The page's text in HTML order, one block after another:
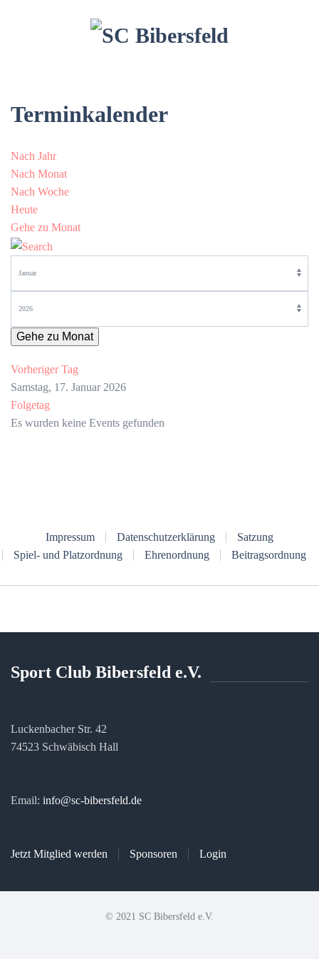
Terminkalender
Nach Jahr
Nach Monat
Nach Woche
Heute
Gehe zu Monat
Gehe zu Monat
Vorheriger Tag
Samstag, 17. Januar 2026
Folgetag
Es wurden keine Events gefunden
Impressum Datenschutzerklärung
Satzung
Spiel- und Platzordnung
Ehrenordnung Beitragsordnung
Sport Club Bibersfeld e.V.
Luckenbacher Str. 42
74523 Schwäbisch Hall
Email: info@sc-bibersfeld.de
Jetzt Mitglied werden Sponsoren Login
© 2021 SC Bibersfeld e.V.